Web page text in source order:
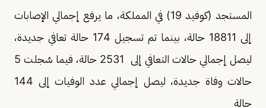
المستجد (كوفيد 19) في المملكة، ما يرفع إجمالي الإصابات
إلى 18811 حالة، بينما تم تسجيل 174 حالة تعافي جديدة،
ليصل إجمالي حالات التعافي إلى 2531 حالة، فيما سُجلت 5
حالات وفاة جديدة، ليصل إجمالي عدد الوفيات إلى 144
حالة